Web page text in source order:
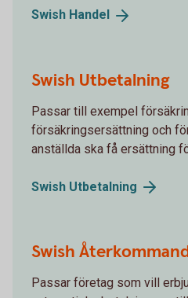
Swish Handel
Swish Utbetalning
Passar till exempel
försäkringsersättning och
anställda ska få ersättning
Swish Utbetalning
Swish
Passar företag som vill